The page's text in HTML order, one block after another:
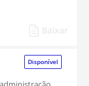
Disponível